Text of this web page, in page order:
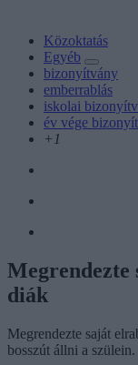
Közoktatás
Egyéb
bizonyítvány
emberrablás
iskolai
év vége
+1
Megrendezte
diák
Megrendezte saját
bosszút állni a szülein.